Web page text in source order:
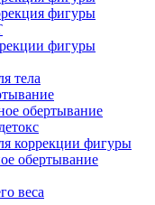
фигуры
фигуры
тела
обертывание
коррекции фигуры
обертывание
веса